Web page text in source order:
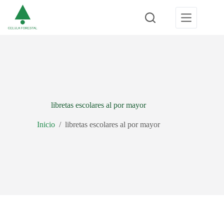
contenido
libretas escolares al por mayor
Inicio / libretas escolares al por mayor